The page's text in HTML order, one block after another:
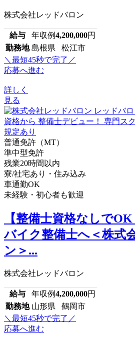
株式会社レッドバロン
給与 年収例4,200,000円
勤務地 島根県 松江市
＼最短45秒で完了／
応募へ進む
詳しく
見る
普通免許（MT）
準中型免許
残業20時間以内
寮/社宅あり・住み込み
車通勤OK
未経験・初心者も歓迎
【整備士資格なしで
バイク整備士へ＜株式
ン＞...
株式会社レッドバロン
給与 年収例4,200,000円
勤務地 山形県 鶴岡市
＼最短45秒で完了／
応募へ進む